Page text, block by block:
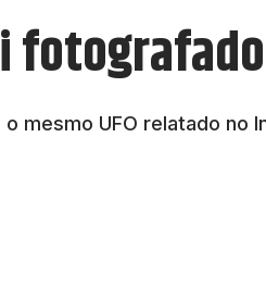
UFO relatado no